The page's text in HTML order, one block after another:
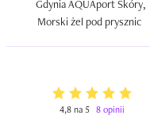
Gdynia AQUAport Skóry,
4,8 na 5 8 opinii